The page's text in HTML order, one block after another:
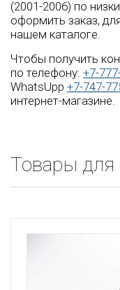
(2001-2006) по
оформить заказ,
нашем каталоге.
Чтобы получить
по телефону: +7-
WhatsUpp +7-747-
интернет-магазине.
Товары для